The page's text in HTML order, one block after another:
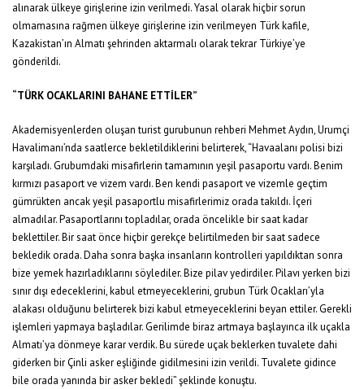
alınarak ülkeye girişlerine izin verilmedi. Yasal olarak hiçbir sorun
olmamasına rağmen ülkeye girişlerine izin verilmeyen Türk kafile,
Kazakistan’ın Almatı şehrinden aktarmalı olarak tekrar Türkiye’ye
gönderildi.
“TÜRK OCAKLARINI BAHANE ETTİLER”
Akademisyenlerden oluşan turist gurubunun rehberi Mehmet Aydın, Urumçi
Havalimanı’nda saatlerce bekletildiklerini belirterek, “Havaalanı polisi bizi
karşıladı. Grubumdaki misafirlerin tamamının yeşil pasaportu vardı. Benim
kırmızı pasaport ve vizem vardı. Ben kendi pasaport ve vizemle geçtim
gümrükten ancak yeşil pasaportlu misafirlerimiz orada takıldı. İçeri
almadılar. Pasaportlarını topladılar, orada öncelikle bir saat kadar
beklettiler. Bir saat önce hiçbir gerekçe belirtilmeden bir saat sadece
bekledik orada. Daha sonra başka insanların kontrolleri yapıldıktan sonra
bize yemek hazırladıklarını söylediler. Bize pilav yedirdiler. Pilavı yerken bizi
sınır dışı edeceklerini, kabul etmeyeceklerini, grubun Türk Ocakları’yla
alakası olduğunu belirterek bizi kabul etmeyeceklerini beyan ettiler. Gerekli
işlemleri yapmaya başladılar. Gerilimde biraz artmaya başlayınca ilk uçakla
Almatı’ya dönmeye karar verdik. Bu sürede uçak beklerken tuvalete dahi
giderken bir Çinli asker eşliğinde gidilmesini izin verildi. Tuvalete gidince
bile orada yanında bir asker bekledi” şeklinde konuştu.